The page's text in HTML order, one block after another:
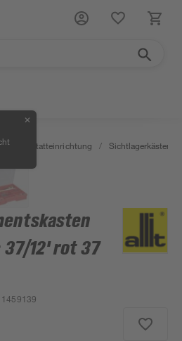
✕
/ Werkstatteinrichtung / Sichtlagerkästen
37/12' rot 37
1459139